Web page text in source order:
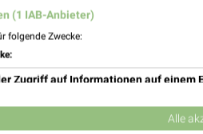
Heute 09:00 - 18:00 Uhr |
589,82 km
DEICHMANN Sigmaringen
(1 IAB-Anbieter)
folgende Zwecke:
Zugriff auf Informationen auf einem
Daten zur Auswahl von Alle